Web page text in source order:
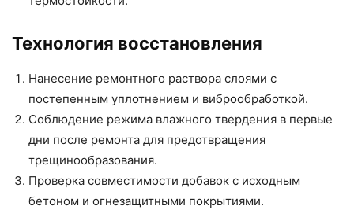
Технология восстановления
Нанесение ремонтного раствора слоями с
постепенным уплотнением и виброобработкой.
Соблюдение режима влажного твердения в первые
дни после ремонта для предотвращения
трещинообразования.
Проверка совместимости добавок с исходным
бетоном и огнезащитными покрытиями.